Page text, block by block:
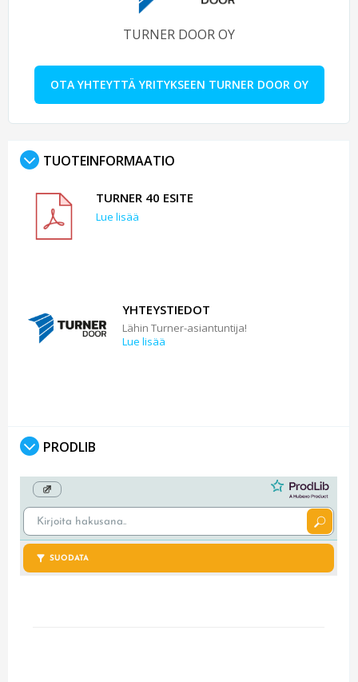
TURNER DOOR OY
OTA YHTEYTTÄ YRITYKSEEN TURNER DOOR OY
TUOTEINFORMAATIO
TURNER 40 ESITE
Lue lisää
YHTEYSTIEDOT
Lähin Turner-asiantuntija!
Lue lisää
PRODLIB